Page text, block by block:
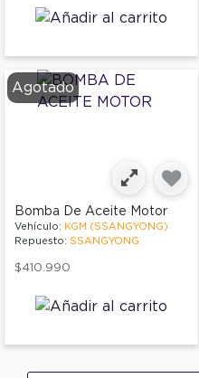
Agotado
Bomba De Aceite Motor
Vehículo: KGM (SSANGYONG)
Repuesto: SSANGYONG
$410.990